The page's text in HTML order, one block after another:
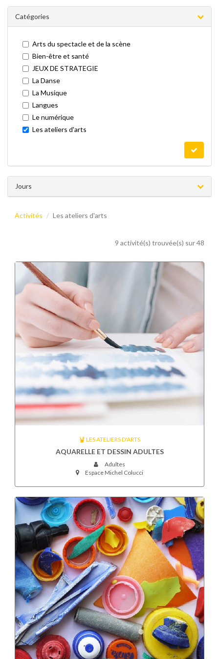
Catégories
Arts du spectacle et de la scène
Bien-être et santé
JEUX DE STRATEGIE
La Danse
La Musique
Langues
Le numérique
Les ateliers d'arts
Jours
Activités Les ateliers d'arts
9 activité(s) trouvée(s) sur 48
LES ATELIERS D'ARTS
AQUARELLE ET DESSIN ADULTES
Adultes
Espace Michel Colucci